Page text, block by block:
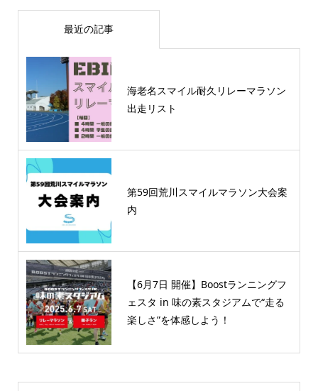
最近の記事
海老名スマイル耐久リレーマラソン
出走リスト
第59回荒川スマイルマラソン大会案
内
【6月7日 開催】Boostランニングフ
ェスタ in 味の素スタジアムで“走る
楽しさ”を体感しよう！